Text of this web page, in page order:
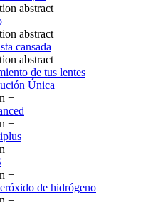
abstract
abstract
cansada
abstract
de tus lentes
Única
+
+
+
+
de hidrógeno